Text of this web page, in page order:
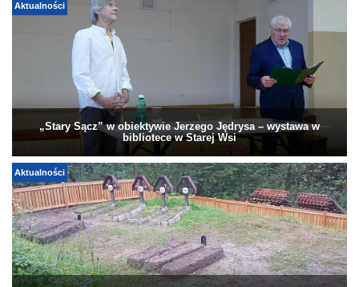
Aktualności
„Stary Sącz” w obiektywie Jerzego Jędrysa – wystawa w
bibliotece w Starej Wsi
Aktualności